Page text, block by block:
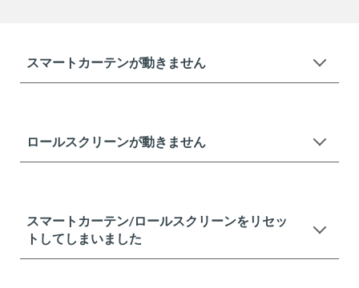
スマートカーテンが動きません
ロールスクリーンが動きません
スマートカーテン/ロールスクリーンをリセッ
トしてしまいました